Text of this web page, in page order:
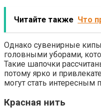
Читайте также Что
Однако сувенирные
головными уборами,
Такие шапочки
потому ярко и
могут стать интересным
Красная нить